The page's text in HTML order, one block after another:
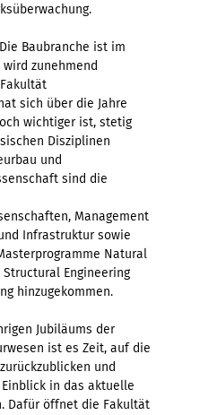
Baubranche ist im
zunehmend
sich über die Jahre
wichtiger ist, stetig
Disziplinen
und
sind die
Management
Infrastruktur sowie
Natural
Engineering
hinzugekommen.
Jubiläums der
ist es Zeit, auf die
und
in das aktuelle
Dafür öffnet die Fakultät